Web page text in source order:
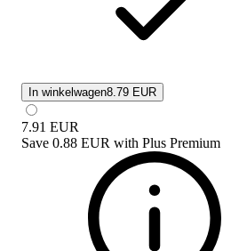
In winkelwagen8.79 EUR
7.91 EUR
Save 0.88 EUR with Plus Premium